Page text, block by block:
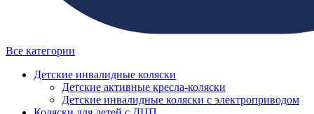
Все категории
Детские инвалидные коляски
Детские активные кресла-коляски
Детские инвалидные коляски с электроприводом